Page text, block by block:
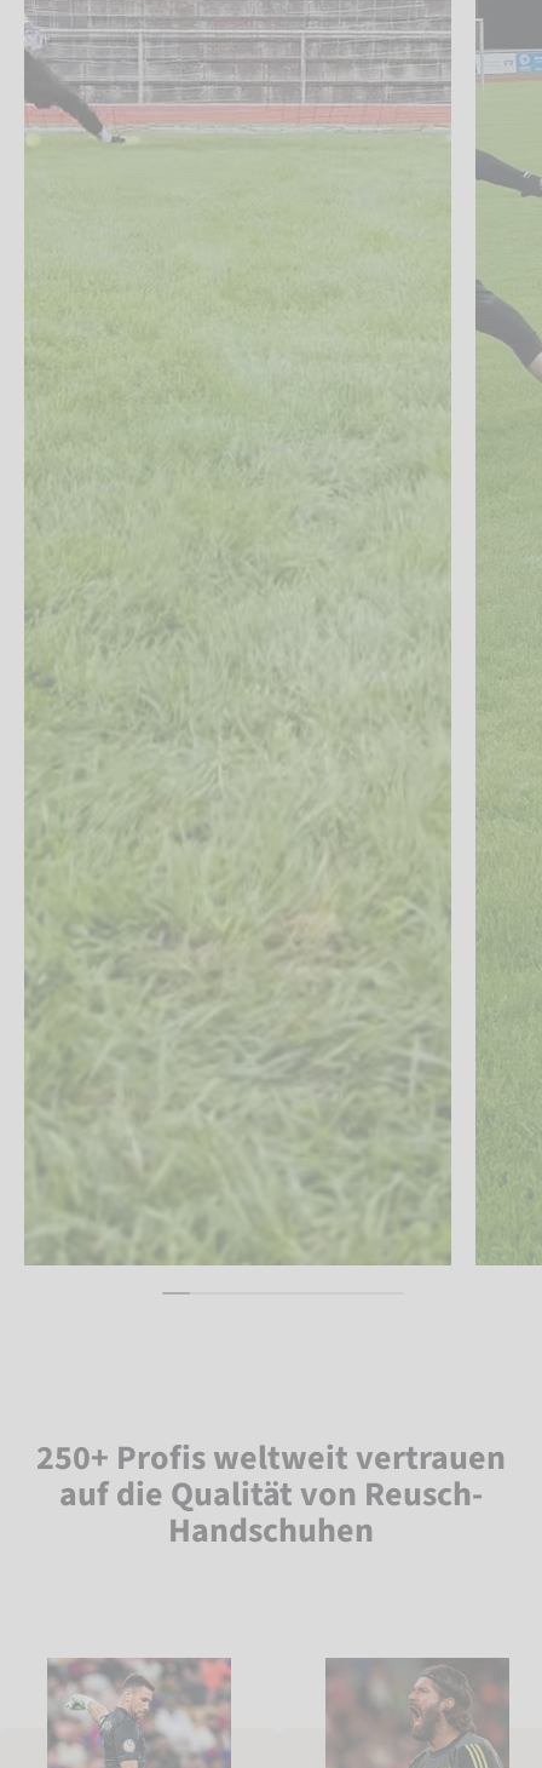
250+ Profis weltweit vertrauen
auf die Qualität von Reusch-
Handschuhen